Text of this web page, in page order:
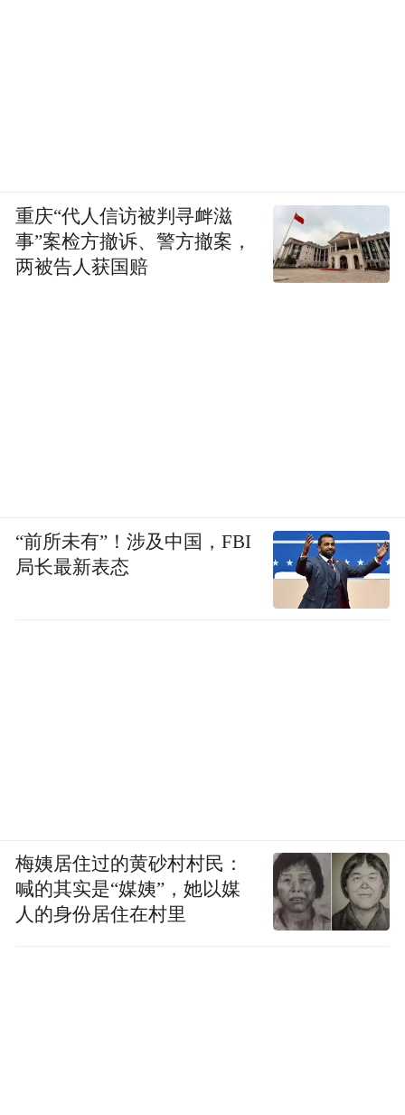
重庆“代人信访被判寻衅滋
事”案检方撤诉、警方撤案，
两被告人获国赔
“前所未有”！涉及中国，FBI
局长最新表态
梅姨居住过的黄砂村村民：
喊的其实是“媒姨”，她以媒
人的身份居住在村里